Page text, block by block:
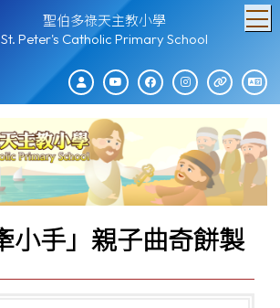
聖伯多祿天主教小學
St. Peter's Catholic Primary School